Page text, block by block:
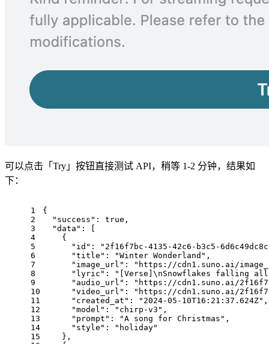
可以点击「Try」按钮直接测试 API，稍等 1-2 分钟，结果如
下：
1
2
3
4
5
6
7
8
9
10
11
12
13
14
15
{
"success" : true ,
"data" : [
    {
"id" :
"2f16f7bc-4135-42c6-b3c5-
"title" : "Winter Wonderland" ,
"image_url" :
"https://cdn1.suno.ai/
"lyric" :
"[Verse]\nSnowflakes falling all
"audio_url" :
"https://cdn1.suno.ai/
"video_url" :
"https://cdn1.suno.ai/
"created_at" : "2024-05-10T16:21:37.624Z" ,
"model" : "chirp-v3" ,
"prompt" : "A song for Christmas" ,
"style" :
"holiday"
    },